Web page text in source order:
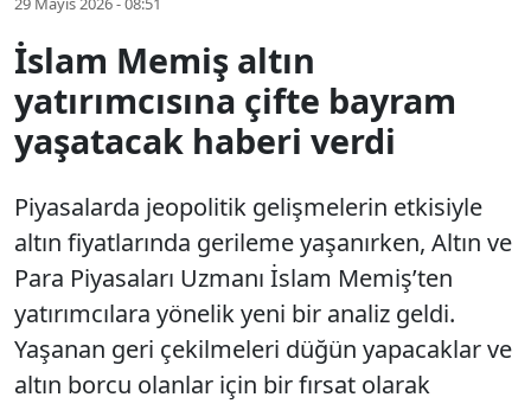
İslam Memiş altın
yatırımcısına çifte bayram
yaşatacak haberi verdi
Piyasalarda jeopolitik gelişmelerin etkisiyle
altın fiyatlarında gerileme yaşanırken, Altın ve
Para Piyasaları Uzmanı İslam Memiş’ten
yatırımcılara yönelik yeni bir analiz geldi.
Yaşanan geri çekilmeleri düğün yapacaklar ve
altın borcu olanlar için bir fırsat olarak